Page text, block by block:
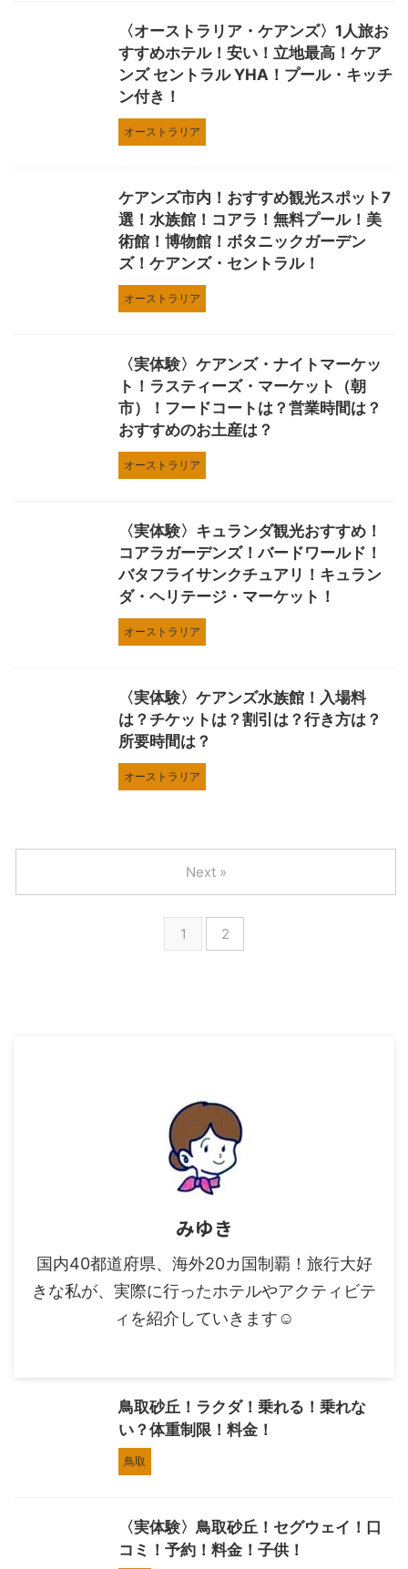
〈オーストラリア・ケアンズ〉1人旅お
すすめホテル！安い！立地最高！ケア
ンズ セントラル YHA！プール・キッチ
ン付き！
オーストラリア
ケアンズ市内！おすすめ観光スポット7
選！水族館！コアラ！無料プール！美
術館！博物館！ボタニックガーデン
ズ！ケアンズ・セントラル！
オーストラリア
〈実体験〉ケアンズ・ナイトマーケッ
ト！ラスティーズ・マーケット（朝
市）！フードコートは？営業時間は？
おすすめのお土産は？
オーストラリア
〈実体験〉キュランダ観光おすすめ！
コアラガーデンズ！バードワールド！
バタフライサンクチュアリ！キュラン
ダ・ヘリテージ・マーケット！
オーストラリア
〈実体験〉ケアンズ水族館！入場料
は？チケットは？割引は？行き方は？
所要時間は？
オーストラリア
1 2
Next »
みゆき
国内40都道府県、海外20カ国制覇！旅行大好
きな私が、実際に行ったホテルやアクティビテ
ィを紹介していきます☺︎
鳥取砂丘！ラクダ！乗れる！乗れな
い？体重制限！料金！
鳥取
〈実体験〉鳥取砂丘！セグウェイ！口
コミ！予約！料金！子供！